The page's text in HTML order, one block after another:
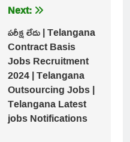
Next:
పరీక్ష లేదు | Telangana
Contract Basis
Jobs Recruitment
2024 | Telangana
Outsourcing Jobs |
Telangana Latest
jobs Notifications